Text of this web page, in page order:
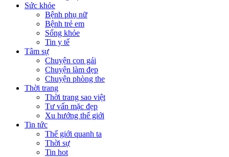
Sức khỏe
Bệnh phụ nữ
Bệnh trẻ em
Sống khỏe
Tin y tế
Tâm sự
Chuyện con gái
Chuyện làm đẹp
Chuyện phòng the
Thời trang
Thời trang sao việt
Tư vấn mặc đẹp
Xu hướng thế giới
Tin tức
Thế giới quanh ta
Thời sự
Tin hot